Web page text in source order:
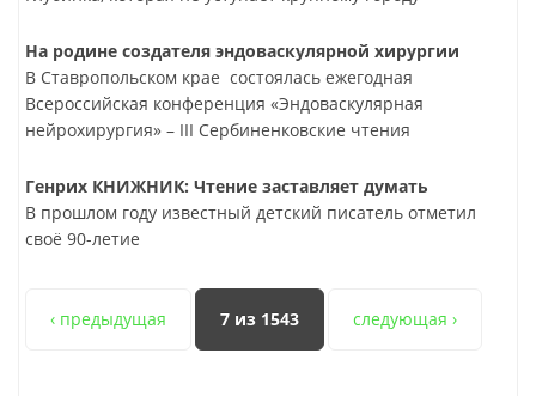
На родине создателя эндоваскулярной хирургии
В Ставропольском крае состоялась ежегодная
Всероссийская конференция «Эндоваскулярная
нейрохирургия» – III Сербиненковские чтения
Генрих КНИЖНИК: Чтение заставляет думать
В прошлом году известный детский писатель отметил
своё 90-летие
‹ предыдущая 7 из 1543 следующая ›